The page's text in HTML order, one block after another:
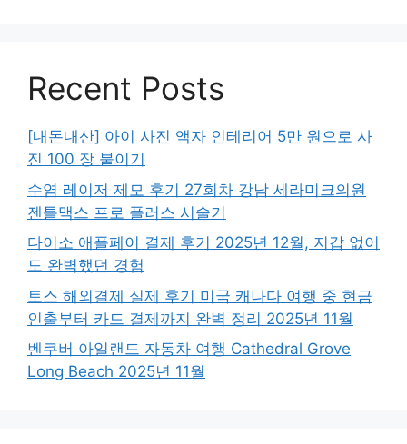
Recent Posts
[내돈내산] 아이 사진 액자 인테리어 5만 원으로 사
진 100 장 붙이기
수염 레이저 제모 후기 27회차 강남 세라미크의원
젠틀맥스 프로 플러스 시술기
다이소 애플페이 결제 후기 2025년 12월, 지갑 없이
도 완벽했던 경험
토스 해외결제 실제 후기 미국 캐나다 여행 중 현금
인출부터 카드 결제까지 완벽 정리 2025년 11월
벤쿠버 아일랜드 자동차 여행 Cathedral Grove
Long Beach 2025년 11월